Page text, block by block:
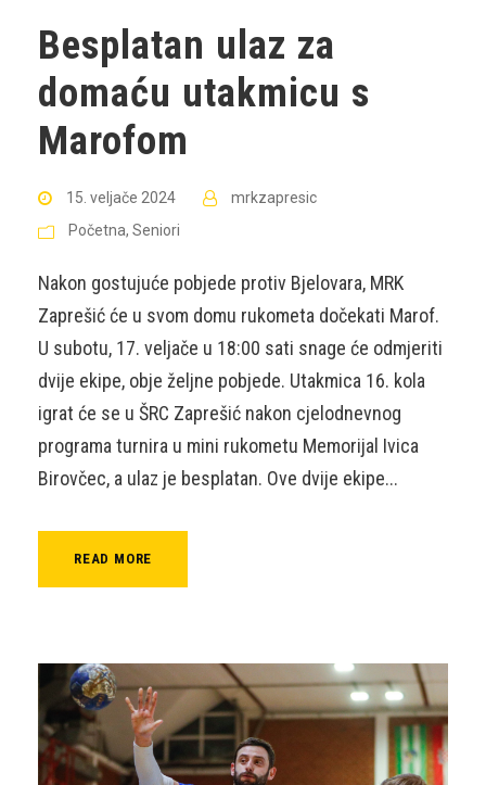
Besplatan ulaz za
domaću utakmicu s
Marofom
15. veljače 2024
mrkzapresic
Početna, Seniori
Nakon gostujuće pobjede protiv Bjelovara, MRK
Zaprešić će u svom domu rukometa dočekati Marof.
U subotu, 17. veljače u 18:00 sati snage će odmjeriti
dvije ekipe, obje željne pobjede. Utakmica 16. kola
igrat će se u ŠRC Zaprešić nakon cjelodnevnog
programa turnira u mini rukometu Memorijal Ivica
Birovčec, a ulaz je besplatan. Ove dvije ekipe...
READ MORE